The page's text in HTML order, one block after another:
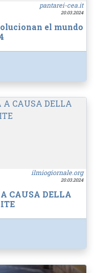
pantarei-cea.it
20.03.2024
el mundo
ilmiogiornale.org
20.03.2024
CAUSA DELLA